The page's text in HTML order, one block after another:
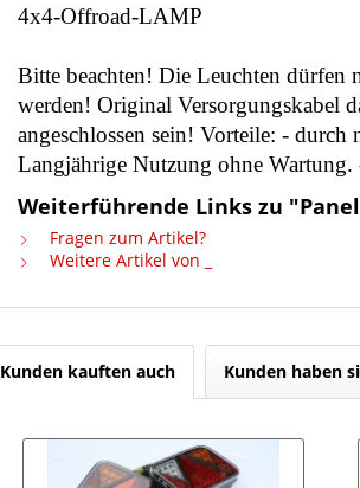
4x4-Offroad-LAMP
Bitte beachten! Die Leuchten dürfen
werden! Original Versorgungskabel
angeschlossen sein! Vorteile: -
Langjährige Nutzung ohne Wartung.
Weiterführende Links zu "Panel
Fragen zum Artikel?
Weitere Artikel von _
Kunden kauften auch Kunden haben